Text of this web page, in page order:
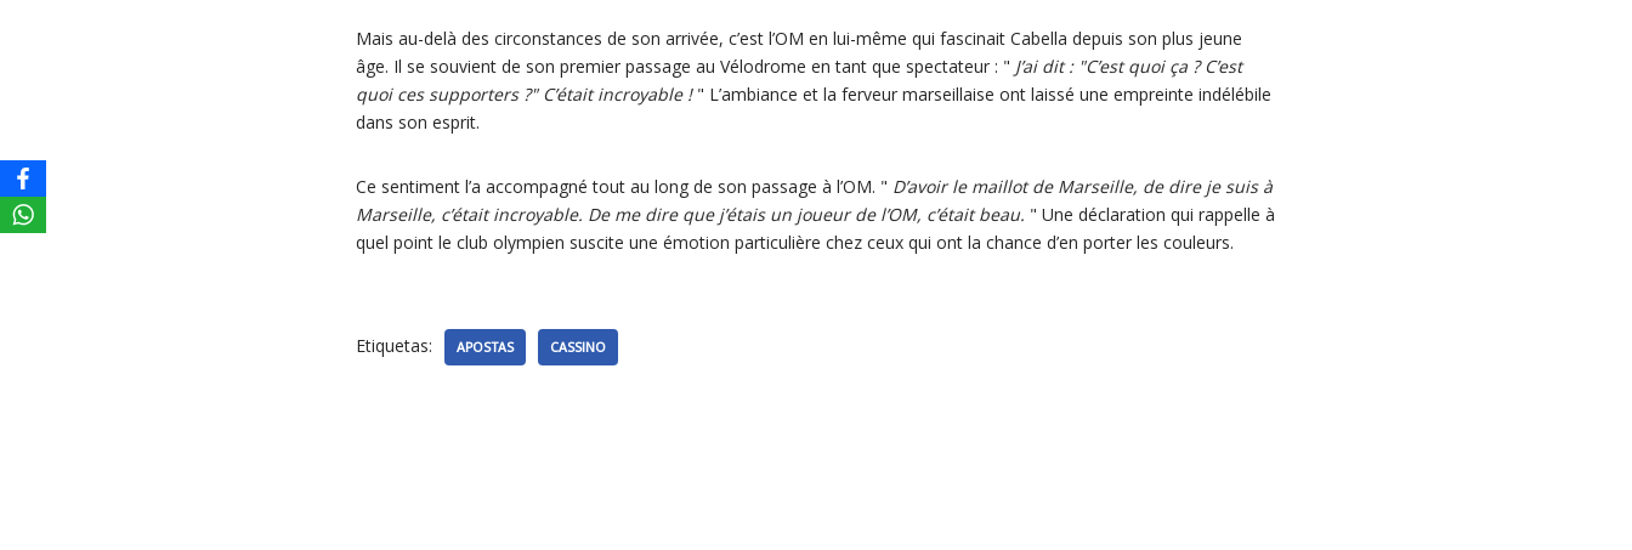
Mais au-delà des circonstances de son arrivée, c’est l’OM en lui-même qui fascinait Cabella depuis son plus jeune
âge. Il se souvient de son premier passage au Vélodrome en tant que spectateur : " J’ai dit : "C’est quoi ça ? C’est
quoi ces supporters ?" C’était incroyable !" L’ambiance et la ferveur marseillaise ont laissé une empreinte indélébile
dans son esprit.
Ce sentiment l’a accompagné tout au long de son passage à l’OM. " D’avoir le maillot de Marseille, de dire je suis à
Marseille, c’était incroyable. De me dire que j’étais un joueur de l’OM, c’était beau. " Une déclaration qui rappelle à
quel point le club olympien suscite une émotion particulière chez ceux qui ont la chance d’en porter les couleurs.
Etiquetas: APOSTAS CASSINO